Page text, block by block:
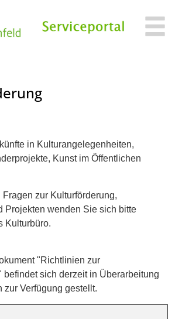
in Kulturangelegenheiten,
Kunst im Öffentlichen
Fragen zur Kulturförderung,
Projekten wenden Sie sich bitte
Kulturbüro.
"Richtlinien zur
befindet sich derzeit in Überarbeitung
zur Verfügung gestellt.